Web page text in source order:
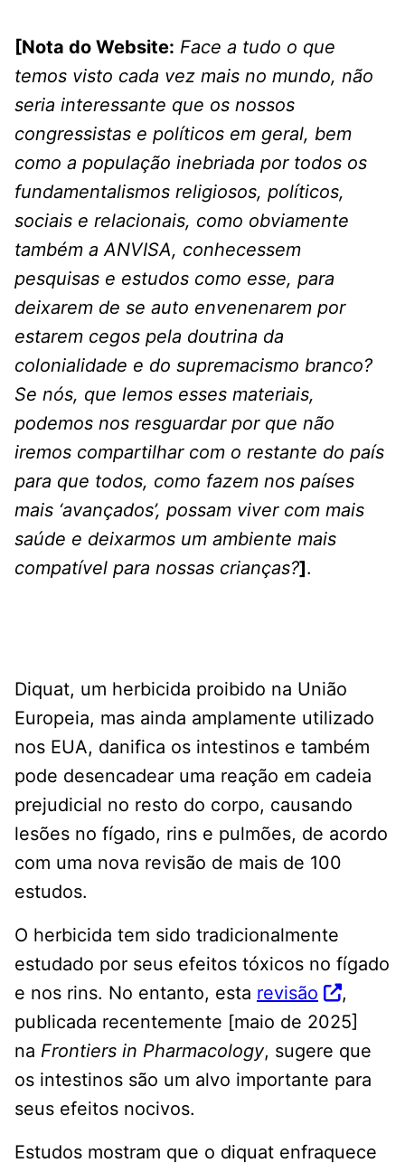
[Nota do Website: Face a tudo o que
temos visto cada vez mais no mundo, não
seria interessante que os nossos
congressistas e políticos em geral, bem
como a população inebriada por todos os
fundamentalismos religiosos, políticos,
sociais e relacionais, como obviamente
também a ANVISA, conhecessem
pesquisas e estudos como esse, para
deixarem de se auto envenenarem por
estarem cegos pela doutrina da
colonialidade e do supremacismo branco?
Se nós, que lemos esses materiais,
podemos nos resguardar por que não
iremos compartilhar com o restante do país
para que todos, como fazem nos países
mais ‘avançados’, possam viver com mais
saúde e deixarmos um ambiente mais
compatível para nossas crianças?].
Diquat, um herbicida proibido na União
Europeia, mas ainda amplamente utilizado
nos EUA, danifica os intestinos e também
pode desencadear uma reação em cadeia
prejudicial no resto do corpo, causando
lesões no fígado, rins e pulmões, de acordo
com uma nova revisão de mais de 100
estudos.
O herbicida tem sido tradicionalmente
estudado por seus efeitos tóxicos no fígado
e nos rins. No entanto, esta revisão
,
publicada recentemente [maio de 2025]
na Frontiers in Pharmacology, sugere que
os intestinos são um alvo importante para
seus efeitos nocivos.
Estudos mostram que o diquat enfraquece